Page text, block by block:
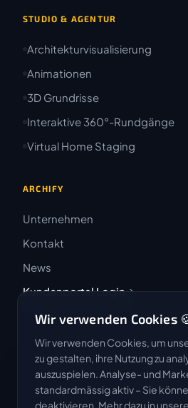
STUDIO & AGENTUR
Architekturvisualisierung
Animationen
3D Grundrisse
Interaktive 360°-Rundgänge
Virtual Home Staging
ARCHIFY
Unternehmen
Kontakt
News
Kundenportal Login
4.9 / 5
Wir verwenden Cookies
Wir verwenden Cookies, um
zu gestalten, ihre Nutzung zu
auszuspielen. Analyse- und
standardmässig aktiv – Sie
deaktivieren. Mehr dazu in